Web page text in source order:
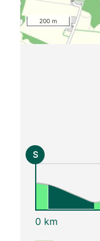
200 m
S
0 km